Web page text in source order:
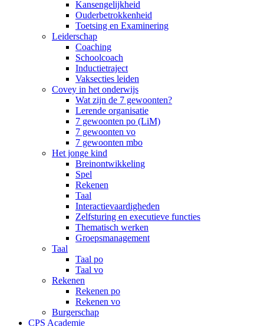
Kansengelijkheid
Ouderbetrokkenheid
Toetsing en Examinering
Leiderschap
Coaching
Schoolcoach
Inductietraject
Vaksecties leiden
Covey in het onderwijs
Wat zijn de 7 gewoonten?
Lerende organisatie
7 gewoonten po (LiM)
7 gewoonten vo
7 gewoonten mbo
Het jonge kind
Breinontwikkeling
Spel
Rekenen
Taal
Interactievaardigheden
Zelfsturing en executieve functies
Thematisch werken
Groepsmanagement
Taal
Taal po
Taal vo
Rekenen
Rekenen po
Rekenen vo
Burgerschap
CPS Academie